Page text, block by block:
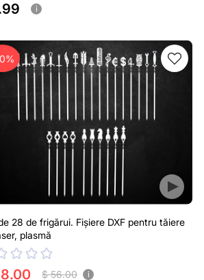
i
28 de frigărui. Fișiere DXF pentru tăiere
plasmă
$ 56.00 i